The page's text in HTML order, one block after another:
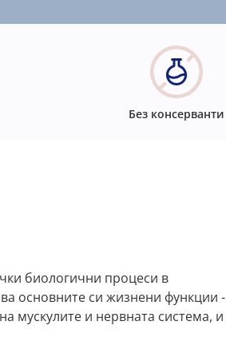
Без консерванти
биологични процеси в
основните си жизнени функции -
мускулите и нервната система, и